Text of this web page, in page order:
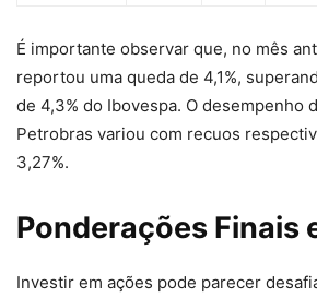
É importante observar que, no mês
reportou uma queda de 4,1%,
de 4,3% do Ibovespa. O desempenho
Petrobras variou com recuos
3,27%.
Ponderações Finais
Investir em ações pode parecer